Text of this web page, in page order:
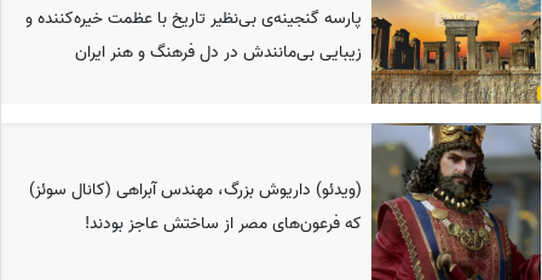
پارسه گنجینه‌ی بی‌نظیر تاریخ با عظمت خیره‌کننده و
زیبایی بی‌مانندش در دل فرهنگ و هنر ایران
(ویدئو) داریوش بزرگ، مهندس آبراهی (کانال سوئز)
که فرعون‌های مصر از ساختش عاجز بودند!